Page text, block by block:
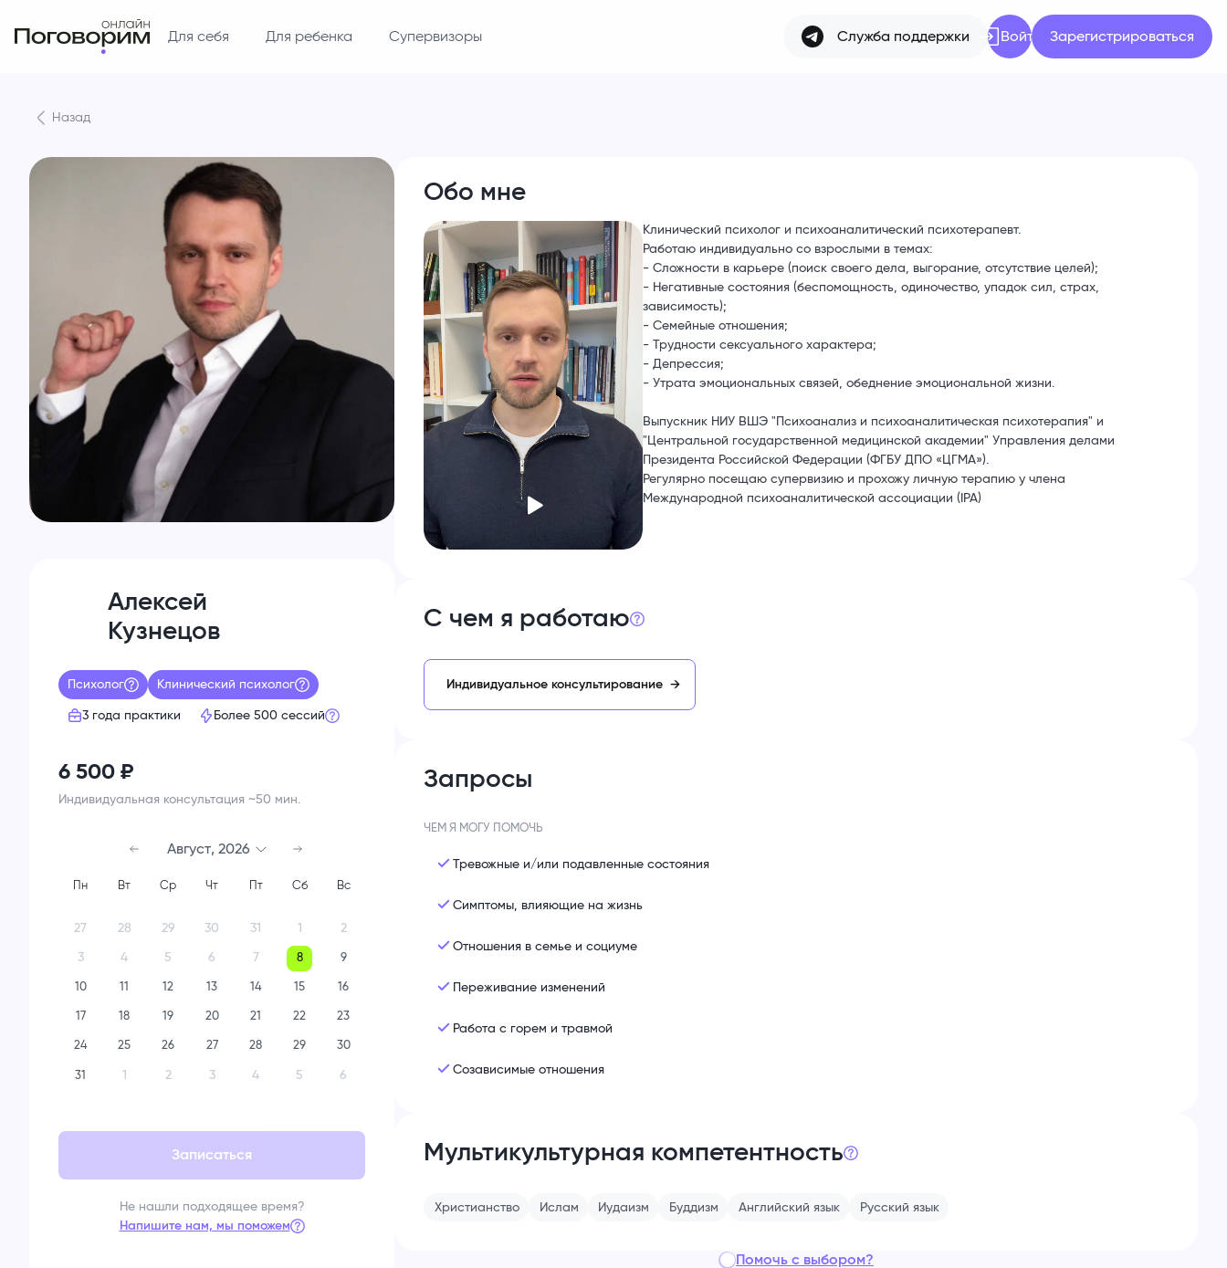
Для себя Для ребенка Супервизоры Служба поддержки Войти Зарегистрироваться
Назад
Алексей
Кузнецов
Психолог Клинический психолог
3 года практики Более 500 сессий
6 500 ₽
Индивидуальная консультация ~50 мин.
Август, 2026
Пн Вт Ср Чт Пт Сб Вс
27 28 29 30 31 1 2
3 4 5 6 7 8 9
10 12 13 14 15 16
17 18 19 20 21 22 23
24 25 26 27 28 29 30
31 1 2 3 4 5 6
Записаться
Не нашли подходящее время?
Напишите нам, мы поможем
Обо мне
Клинический психолог и психоаналитический психотерапевт.
Работаю индивидуально со взрослыми в темах:
- Сложности в карьере (поиск своего дела, выгорание, отсутствие целей);
- Негативные состояния (беспомощность, одиночество, упадок сил, страх,
зависимость);
- Семейные отношения;
- Трудности сексуального характера;
- Депрессия;
- Утрата эмоциональных связей, обеднение эмоциональной жизни.
Выпускник НИУ ВШЭ "Психоанализ и психоаналитическая психотерапия" и
"Центральной государственной медицинской академии" Управления делами
Президента Российской Федерации (ФГБУ ДПО «ЦГМА»).
Регулярно посещаю супервизию и прохожу личную терапию у члена
Международной психоаналитической ассоциации (IPA)
С чем я работаю
Индивидуальное консультирование →
Запросы
ЧЕМ Я МОГУ ПОМОЧЬ
Тревожные и/или подавленные состояния
Симптомы, влияющие на жизнь
Отношения в семье и социуме
Переживание изменений
Работа с горем и травмой
Созависимые отношения
Мультикультурная компетентность
Христианство Ислам Иудаизм Буддизм Английский язык Русский язык
Помочь с выбором?